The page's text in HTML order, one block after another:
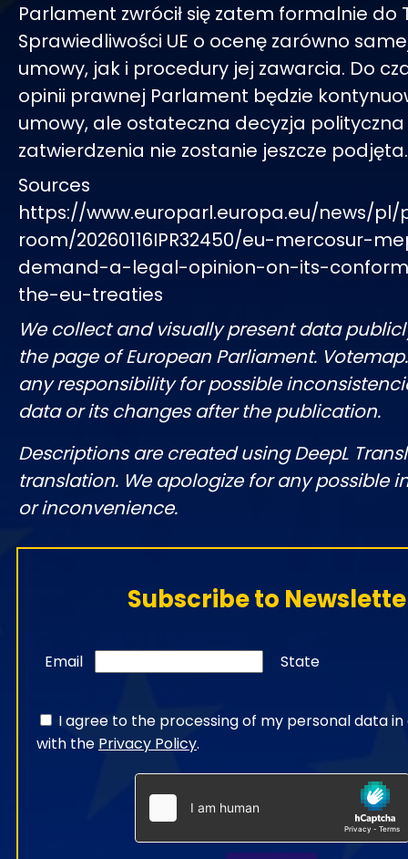
Parlament zwrócił się zatem formalnie do
Sprawiedliwości UE o ocenę zarówno
umowy, jak i procedury jej zawarcia. Do
opinii prawnej Parlament będzie
umowy, ale ostateczna decyzja
zatwierdzenia nie zostanie jeszcze podjęta.
Sources
https://www.europarl.europa.eu/news/pl/
room/20260116IPR32450/eu-mercosur-
demand-a-legal-opinion-on-its-
the-eu-treaties
We collect and visually present data
the page of European Parliament.
any responsibility for possible
data or its changes after the publication.
Descriptions are created using DeepL
translation. We apologize for any possible
or inconvenience.
Subscribe to
Email State
I agree to the processing of my personal data
with the Privacy Policy.